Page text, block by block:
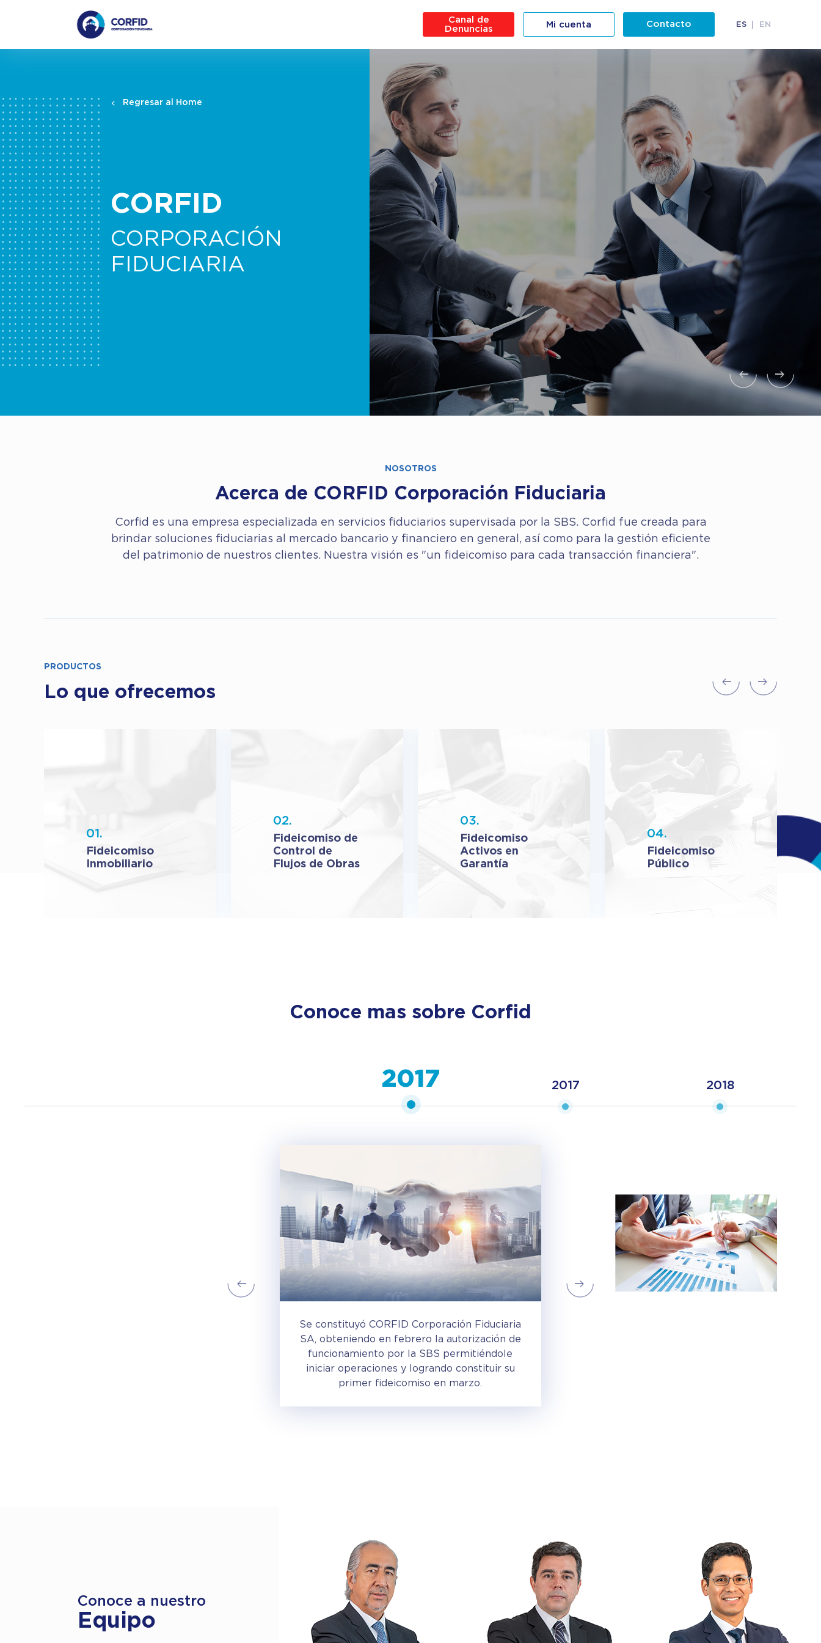
Canal de
Denuncias
Mi cuenta Contacto ES EN
Regresar al Home
CORFID
CORPORACIÓN
FIDUCIARIA
NOSOTROS
Acerca de CORFID Corporación Fiduciaria
Corfid es una empresa especializada en servicios fiduciarios supervisada por la SBS. Corfid fue creada para
brindar soluciones fiduciarias al mercado bancario y financiero en general, así como para la gestión eficiente
del patrimonio de nuestros clientes. Nuestra visión es "un fideicomiso para cada transacción financiera".
PRODUCTOS
Lo que ofrecemos
01.
Fideicomiso
Inmobiliario
02.
Fideicomiso de
Control de
Flujos de Obras
03.
Fideicomiso
Activos en
Garantía
04.
Fideicomiso
Público
Conoce mas sobre Corfid
2017 2017 2018
Se constituyó CORFID Corporación Fiduciaria
SA, obteniendo en febrero la autorización de
funcionamiento por la SBS permitiéndole
iniciar operaciones y logrando constituir su
primer fideicomiso en marzo.
Conoce a nuestro
Equipo